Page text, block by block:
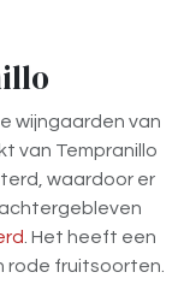
wijngaarden van
van Tempranillo
waardoor er
. Het heeft een
rode fruitsoorten.